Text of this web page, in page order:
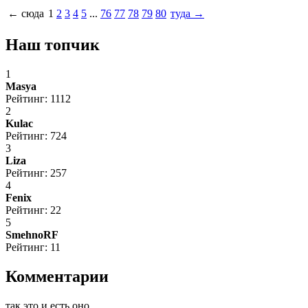
← сюда 1 2 3 4 5 ... 76 77 78 79 80 туда →
Наш топчик
1
Masya
Рейтинг: 1112
2
Kulac
Рейтинг: 724
3
Liza
Рейтинг: 257
4
Fenix
Рейтинг: 22
5
SmehnoRF
Рейтинг: 11
Комментарии
так это и есть оно